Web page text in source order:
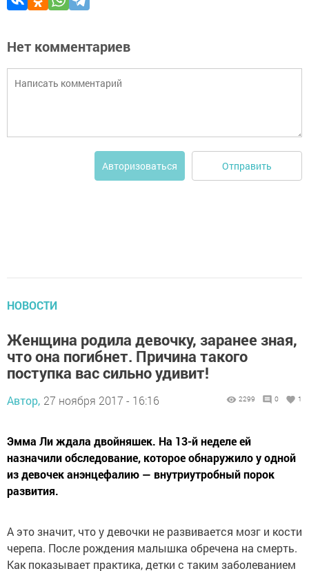
Нет комментариев
Авторизоваться Отправить
НОВОСТИ
Женщина родила девочку, заранее зная,
что она погибнет. Причина такого
поступка вас сильно удивит!
Автор, 27 ноября 2017 - 16:16 2299 0 1
Эмма Ли ждала двойняшек. На 13-й неделе ей
назначили обследование, которое обнаружило у одной
из девочек анэнцефалию — внутриутробный порок
развития.
А это значит, что у девочки не развивается мозг и кости
черепа. После рождения малышка обречена на смерть.
Как показывает практика, детки с таким заболеванием